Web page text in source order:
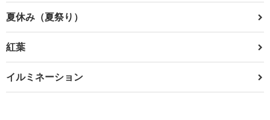
夏休み（夏祭り）
紅葉
イルミネーション